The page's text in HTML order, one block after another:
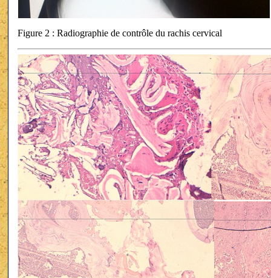
Figure 2 : Radiographie de contrôle du rachis cervical